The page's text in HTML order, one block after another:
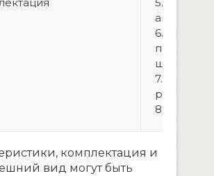
6.
штатной
7.
8. WiFi
комплектация и
вид могут быть